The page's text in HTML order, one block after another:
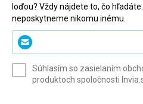
loďou? Vždy nájdete to, čo
neposkytneme nikomu inému.
Zadajte
svoj
(povinné)
Súhlasím so zasielaním
produktoch spoločnosti